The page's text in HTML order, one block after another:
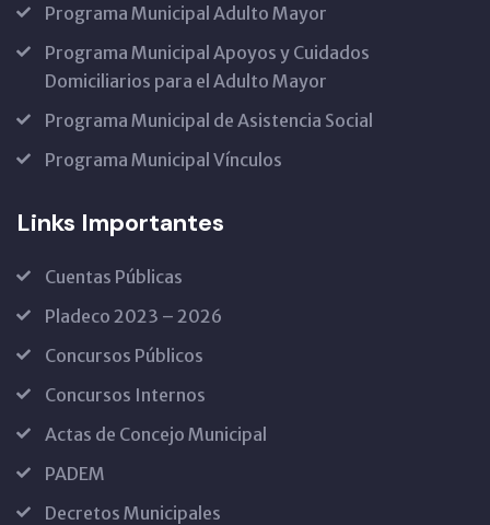
Programa Municipal Adulto Mayor
Programa Municipal Apoyos y Cuidados
Domiciliarios para el Adulto Mayor
Programa Municipal de Asistencia Social
Programa Municipal Vínculos
Links Importantes
Cuentas Públicas
Pladeco 2023 – 2026
Concursos Públicos
Concursos Internos
Actas de Concejo Municipal
PADEM
Decretos Municipales